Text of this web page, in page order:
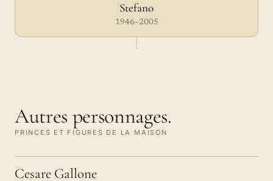
Stefano
1946–2005
Autres personnages.
PRINCES ET FIGURES DE LA MAISON
Cesare Gallone